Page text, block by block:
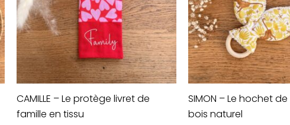
CAMILLE – Le protège livret de
famille en tissu
Les
options
peuvent
être
choisies
sur
la
SIMON – Le hochet
bois naturel
Les
être
sur
la